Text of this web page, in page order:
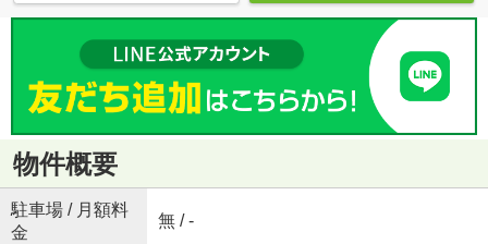
物件概要
駐車場 / 月額料
金
無 / -